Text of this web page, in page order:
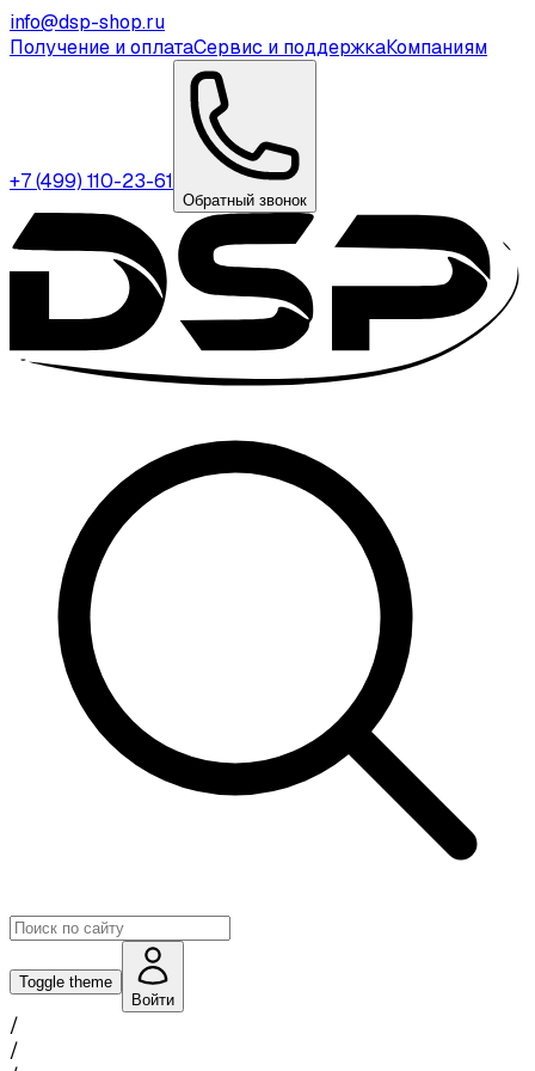
info@dsp-shop.ru
Получение и оплатаСервис и поддержкаКомпаниям
+7 (499) 110-23-61
Обратный звонок
Toggle theme
Войти
/
/